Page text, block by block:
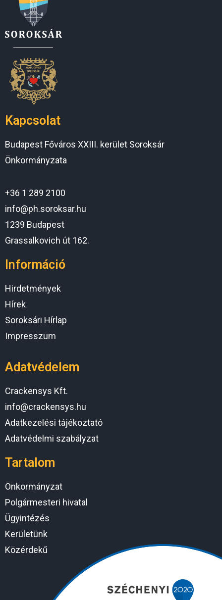
Kapcsolat
Budapest Főváros XXIII. kerület Soroksár
Önkormányzata
+36 1 289 2100
info@ph.soroksar.hu
1239 Budapest
Grassalkovich út 162.
Információ
Hirdetmények
Hírek
Soroksári Hírlap
Impresszum
Adatvédelem
Crackensys Kft.
info@crackensys.hu
Adatkezelési tájékoztató
Adatvédelmi szabályzat
Tartalom
Önkormányzat
Polgármesteri hivatal
Ügyintézés
Kerületünk
Közérdekű